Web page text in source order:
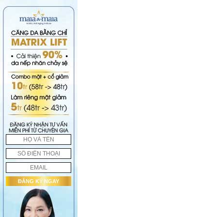
ĐĂNG KÝ NGAY